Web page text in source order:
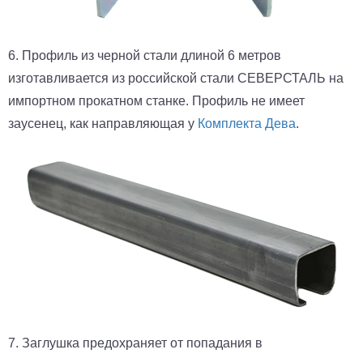
6. Профиль из черной стали длиной 6 метров
изготавливается из российской стали СЕВЕРСТАЛЬ на
импортном прокатном станке. Профиль не имеет
заусенец, как направляющая у Комплекта Дева.
7. Заглушка предохраняет от попадания в